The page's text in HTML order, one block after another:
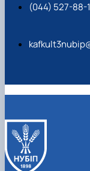
(044) 527-88-